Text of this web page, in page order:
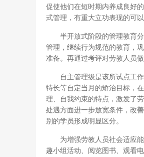
促使他们在短时期内养成良好
式管理，有重大立功表现的可以
半开放式阶段的管理教育分
管理，继续行为规范的教育，
准备。再通过考评对劳教人员
自主管理级是该所试点工作
特长等自定当月的矫治目标，
理、自我约束的特点，激发了
处遇方面进一步放宽条件，改
别的学员形成明显区分。
为增强劳教人员社会适应能
趣小组活动、阅览图书、观看